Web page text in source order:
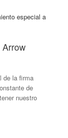
especial a
de la firma
de
nuestro